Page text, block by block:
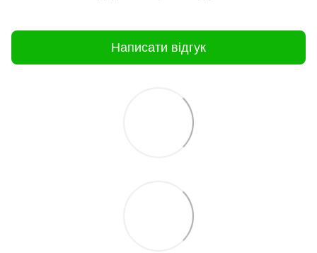
Написати відгук